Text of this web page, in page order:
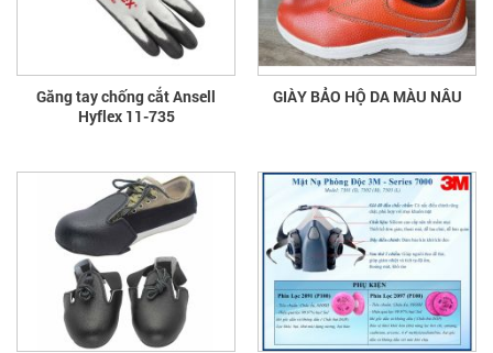
Găng tay chống cắt Ansell
Hyflex 11-735
GIÀY BẢO HỘ DA MÀU NÂU